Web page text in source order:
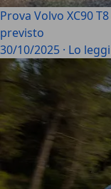
Prova Volvo XC90
previsto
30/10/2025 · Lo